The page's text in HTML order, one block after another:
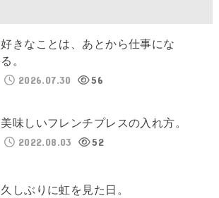
好きなことは、あとから仕事にな
る。
2026.07.30
56
美味しいフレンチプレスの入れ方。
2022.08.03
52
久しぶりに虹を見た日。